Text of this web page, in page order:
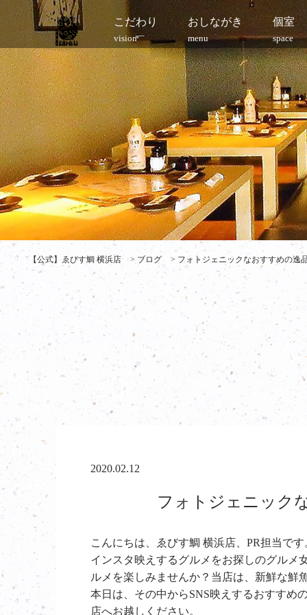
こだわり
vision
おしながき
menu
個室
space
【公式】ゑびす鯛 横浜店 > ブログ > フォトジェニックなおすすめの逸
2020.02.12
フォトジェニック
こんにちは、ゑびす鯛 横浜店、PR担当です
インスタ映えするグルメをお探しのグルメ
ルメを楽しみませんか？当店は、新鮮な鮮
本日は、その中からSNS映えするおすすめ
店へお越しください。